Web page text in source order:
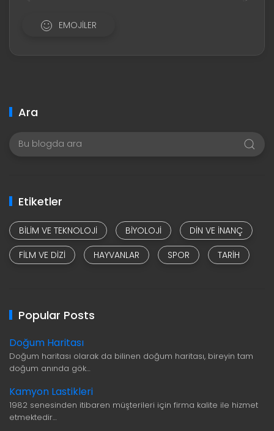
EMOJILER
Ara
Etiketler
BILIM VE TEKNOLOJI BIYOLOJI
DIN VE INANÇ
FILM VE DIZI
HAYVANLAR SPOR TARIH
Popular Posts
Doğum Haritası
Doğum haritası olarak da bilinen doğum haritası, bireyin tam
doğum anında gök…
Kamyon Lastikleri
1982 senesinden itibaren müşterileri için firma kalite ile hizmet
etmektedir…